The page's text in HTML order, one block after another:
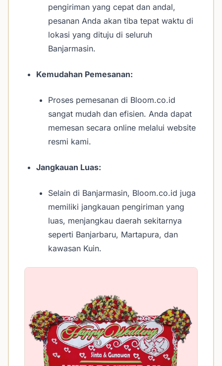
pengiriman yang cepat dan andal,
pesanan Anda akan tiba tepat waktu di
lokasi yang dituju di seluruh
Banjarmasin.
Kemudahan Pemesanan:
Proses pemesanan di Bloom.co.id
sangat mudah dan efisien. Anda dapat
memesan secara online melalui website
resmi kami.
Jangkauan Luas:
Selain di Banjarmasin, Bloom.co.id juga
memiliki jangkauan pengiriman yang
luas, menjangkau daerah sekitarnya
seperti Banjarbaru, Martapura, dan
kawasan Kuin.